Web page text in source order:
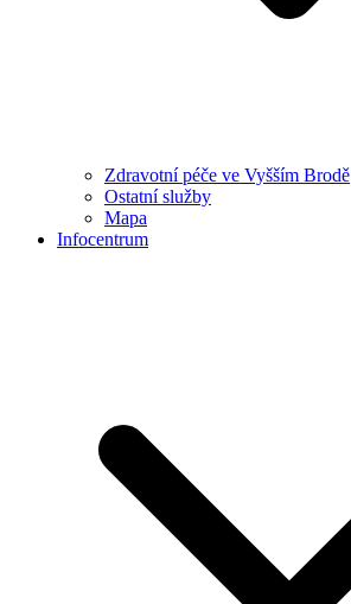
Zdravotní péče ve Vyšším Brodě
Ostatní služby
Mapa
Infocentrum